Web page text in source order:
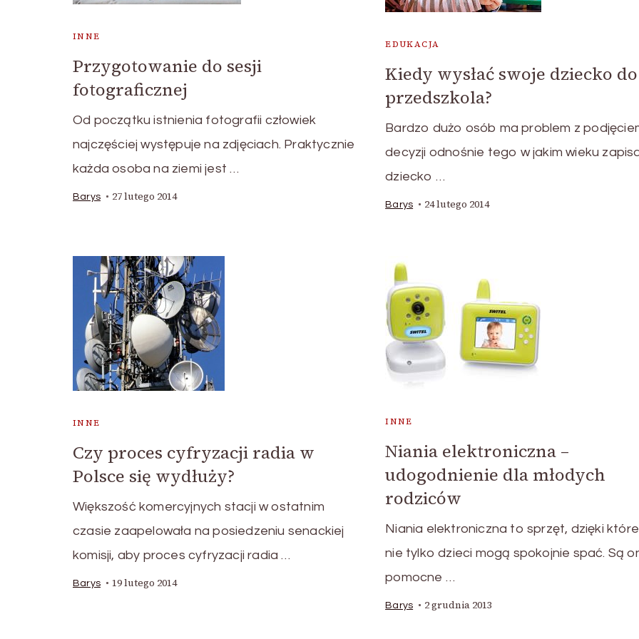
INNE
Przygotowanie do sesji
fotograficznej
Od początku istnienia fotografii człowiek
najczęściej występuje na zdjęciach. Praktycznie
każda osoba na ziemi jest …
Barys 27 lutego 2014
EDUKACJA
Kiedy wysłać swoje dziecko do
przedszkola?
Bardzo dużo osób ma problem z
decyzji odnośnie tego w jakim wieku
dziecko …
Barys 24 lutego 2014
INNE
Czy proces cyfryzacji radia w
Polsce się wydłuży?
Większość komercyjnych stacji w ostatnim
czasie zaapelowała na posiedzeniu senackiej
komisji, aby proces cyfryzacji radia …
Barys 19 lutego 2014
INNE
Niania elektroniczna –
udogodnienie dla młodych
rodziców
Niania elektroniczna to sprzęt, dzięki
nie tylko dzieci mogą spokojnie spać. Są
pomocne …
Barys 2 grudnia 2013